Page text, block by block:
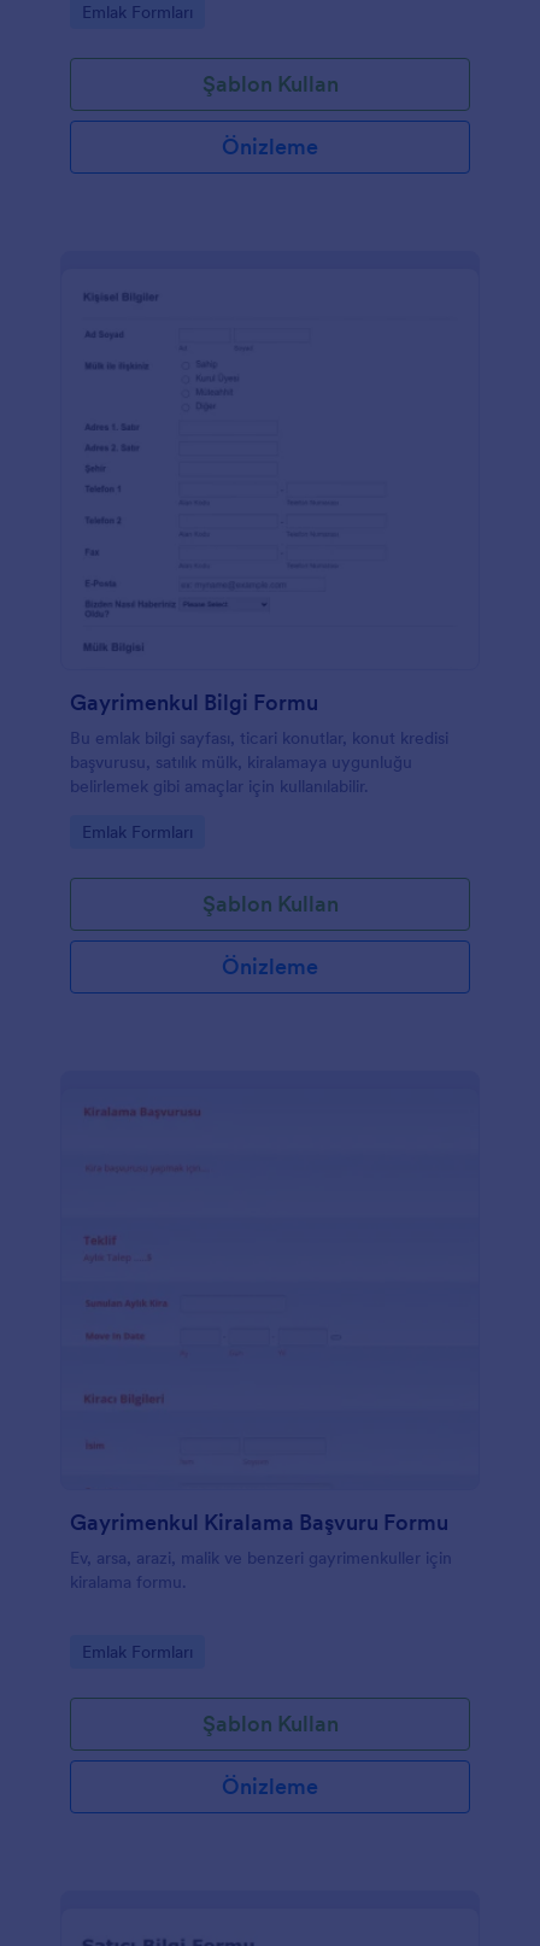
sayfası şablonu ayrıca satıcıların iletişim bilgilerini ve
için özelleştirebilir ve alıcılardan farklı bilgiler
Go to Category:
Emlak Formları
Şablon Kullan
Önizleme
Gayrimenkul Bilgi Formu
Bu emlak bilgi sayfası, ticari konutlar, konut kredisi
başvurusu, satılık mülk, kiralamaya uygunluğu
belirlemek gibi amaçlar için kullanılabilir.
Go to Category:
Emlak Formları
Şablon Kullan
Önizleme
Gayrimenkul Kiralama Başvuru Formu
Ev, arsa, arazi, malik ve benzeri gayrimenkuller için
kiralama formu.
Go to Category:
Emlak Formları
Şablon Kullan
Önizleme